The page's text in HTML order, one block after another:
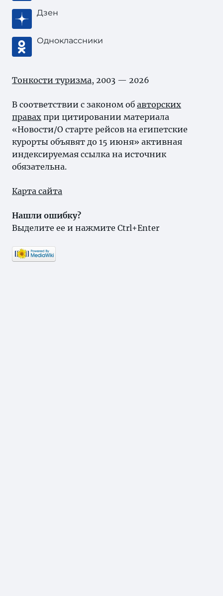
Дзен
Одноклассники
Тонкости туризма, 2003 — 2026
В соответствии с законом об авторских
правах при цитировании материала
«Новости/О старте рейсов на египетские
курорты объявят до 15 июня» активная
индексируемая ссылка на источник
обязательна.
Карта сайта
Нашли ошибку?
Выделите ее и нажмите Ctrl+Enter